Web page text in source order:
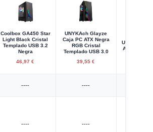
Coolbox GA450 Star
Light Black Cristal
Templado USB 3.2
Negra
46,97 €
UNYKAch Glayze
Caja PC ATX Negra
RGB Cristal
Templado USB 3.0
39,55 €
USB 3.0 +
---- ----
---- ----